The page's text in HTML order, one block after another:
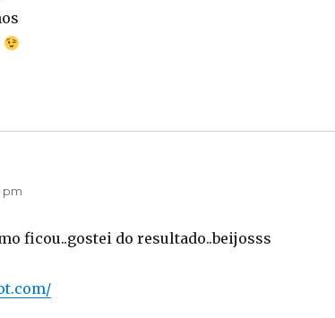
pm
ficou..gostei do resultado..beijosss